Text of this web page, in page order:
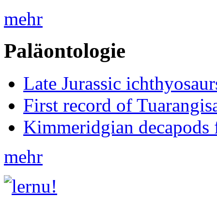
mehr
Paläontologie
Late Jurassic
First record of
Kimmeridgian
mehr